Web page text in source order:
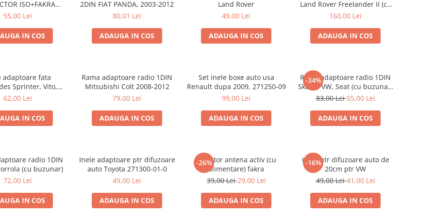
2003>
55,00 Lei
IN COS
2DIN FIAT PANDA, 2003-2012
80,01 Lei
ADAUGA IN COS
Land Rover
49,00 Lei
ADAUGA IN COS
Land Rover Freelander II (cu
buzunar)
160,00 Lei
ADAUGA IN COS
adaptoare fata
Sprinter, Vito,
271190-18
62,00 Lei
IN COS
Rama adaptoare radio 1DIN
Mitsubishi Colt 2008-2012
79,00 Lei
ADAUGA IN COS
Set inele boxe auto usa
Renault dupa 2009, 271250-09
99,00 Lei
ADAUGA IN COS
-34%
Rama adaptoare radio 1DIN
Skoda, VW, Seat (cu buzunar)
40.145
83,00 Lei55,00 Lei
ADAUGA IN COS
radio 1DIN
(cu buzunar)
72,00 Lei
IN COS
Inele adaptoare ptr difuzoare
auto Toyota 271300-01-0
49,00 Lei
ADAUGA IN COS
-26%
Adaptor antena activ (cu
alimentare) fakra
39,00 Lei29,00 Lei
ADAUGA IN COS
-16%
Inele ptr difuzoare auto de
20cm ptr VW
49,00 Lei41,00 Lei
ADAUGA IN COS